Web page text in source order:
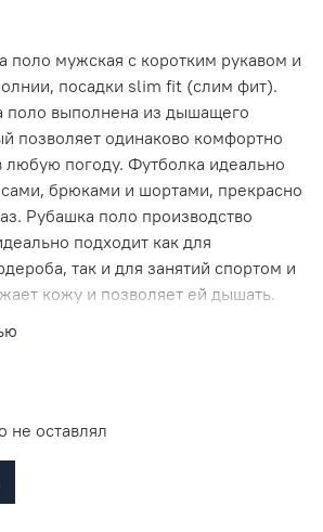
поло мужская с коротким рукавом и
посадки slim fit (слим фит).
поло выполнена из дышащего
позволяет одинаково комфортно
любую погоду. Футболка идеально
брюками и шортами, прекрасно
Рубашка поло производство
подходит как для
так и для занятий спортом и
кожу и позволяет ей дышать.
не оставлял